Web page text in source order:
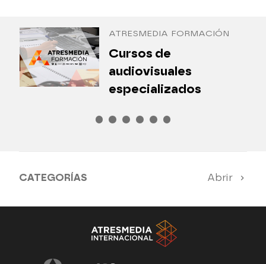
ATRESMEDIA FORMACIÓN
Cursos de
audiovisuales
especializados
CATEGORÍAS Abrir
Antena 3 Noticias El Hormiguero
Tu cara me suena Pasapalabra